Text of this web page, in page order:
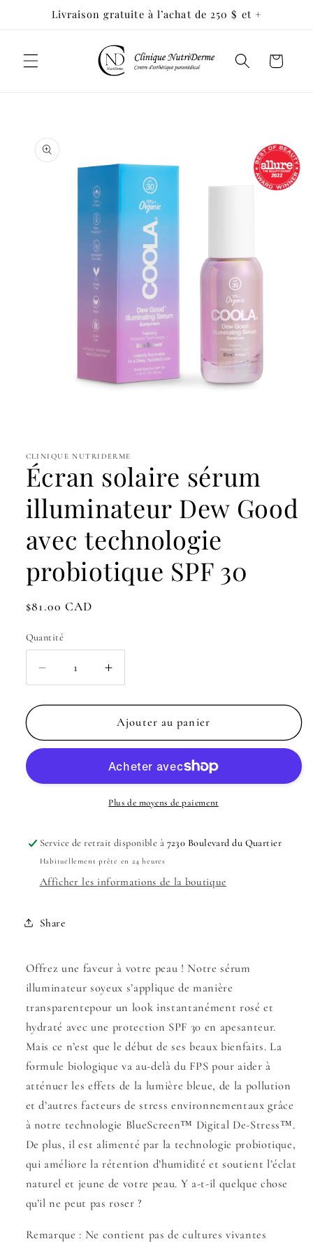
et passerLivraison gratuite à l’achat de 250 $ et +
Panier
informations
produits
1
dans
une
fenêtre
modale
CLINIQUE NUTRIDERME
Écran solaire sérum
illuminateur Dew Good
avec technologie
probiotique SPF 30
Prix
$81.00 CAD
Quantité
Quantité
Réduire
la
quantité
Écran
illuminateur
technologie
probiotique
SPF
Augmenter
la
quantité
de
Écran
sérum
illuminateur
Dew
avec
technologie
probiotique
SPF
Ajouter au panier
Plus de moyens de paiement
Service de retrait disponible à 7230 Boulevard du Quartier
Habituellement prête en 24 heures
Afficher les informations de la boutique
Share
Offrez une faveur à votre peau ! Notre sérum
illuminateur soyeux s’applique de manière
transparentepour un look instantanément rosé et
hydraté avec une protection SPF 30 en apesanteur.
Mais ce n’est que le début de ses beaux bienfaits. La
formule biologique va au-delà du FPS pour aider à
atténuer les effets de la lumière bleue, de la pollution
et d’autres facteurs de stress environnementaux grâce
à notre technologie BlueScreen™ Digital De-Stress™.
De plus, il est alimenté par la technologie probiotique,
qui améliore la rétention d’humidité et soutient l’éclat
naturel et jeune de votre peau. Y a-t-il quelque chose
qu’il ne peut pas roser ?
Remarque : Ne contient pas de cultures vivantes